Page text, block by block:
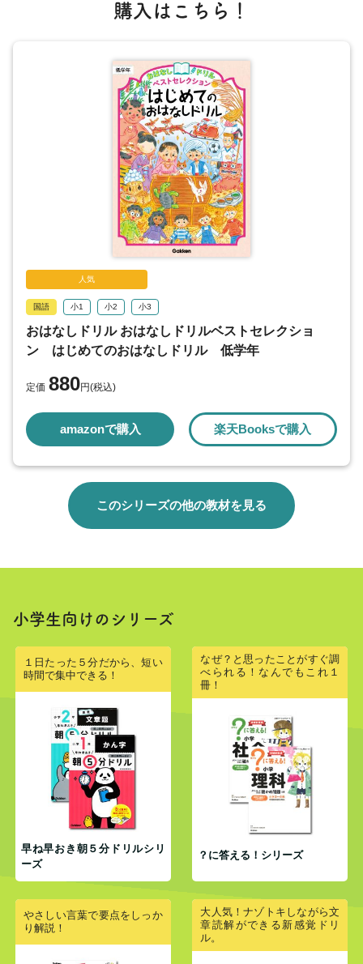
購入はこちら！
人気
国語 小1 小2 小3
おはなしドリル おはなしドリルベストセレクショ
ン はじめてのおはなしドリル 低学年
定価 880円(税込)
amazonで購入 楽天Booksで購入
このシリーズの他の教材を見る
小学生向けのシリーズ
１日たった５分だから、短い
時間で集中できる！
早ね早おき朝５分ドリルシリ
ーズ
なぜ？と思ったことがすぐ調
べられる！なんでもこれ１
冊！
？に答える！シリーズ
やさしい言葉で要点をしっか
り解説！
大人気！ナゾトキしながら文
章読解ができる新感覚ドリ
ル。